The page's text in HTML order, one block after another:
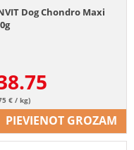
Dog Chondro Maxi
€ / kg)
PIEVIENOT GROZAM